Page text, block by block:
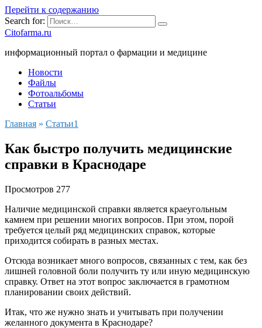
Перейти к содержанию
Search for:
Citofarma.ru
информационный портал о фармации и медицине
Новости
Файлы
Фотоальбомы
Статьи
Главная » Cтатьи1
Как быстро получить медицинские
справки в Краснодаре
Просмотров 277
Наличие медицинской справки является краеугольным
камнем при решении многих вопросов. При этом, порой
требуется целый ряд медицинских справок, которые
приходится собирать в разных местах.
Отсюда возникает много вопросов, связанных с тем, как без
лишней головной боли получить ту или иную медицинскую
справку. Ответ на этот вопрос заключается в грамотном
планировании своих действий.
Итак, что же нужно знать и учитывать при получении
желанного документа в Краснодаре?